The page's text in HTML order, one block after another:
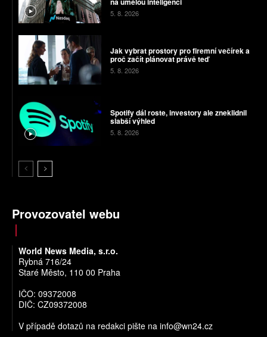
5. 8. 2026
Jak vybrat prostory pro firemní večírek a
proč začít plánovat právě teď
5. 8. 2026
Spotify dál roste, investory ale zneklidnil
slabší výhled
5. 8. 2026
Provozovatel webu
World News Media, s.r.o.
Rybná 716/24
Staré Město, 110 00 Praha
IČO: 09372008
DIČ: CZ09372008
V případě dotazů na redakci pište na info@wn24.cz